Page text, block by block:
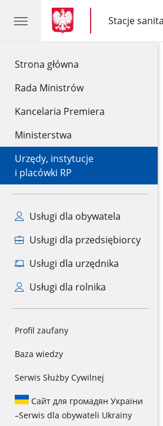
Strona główna
Rada Ministrów
Kancelaria Premiera
Ministerstwa
Urzędy, instytucje
i placówki RP
Usługi dla obywatela
Usługi dla przedsiębiorcy
Usługi dla urzędnika
Usługi dla rolnika
Profil zaufany
Baza wiedzy
Serwis Służby Cywilnej
Сайт для громадян України
–Serwis dla obywateli Ukrainy
gov.pl
gov.pl
Stacje
gov.pl
Stacje
sanitarno-
epidemiologiczne